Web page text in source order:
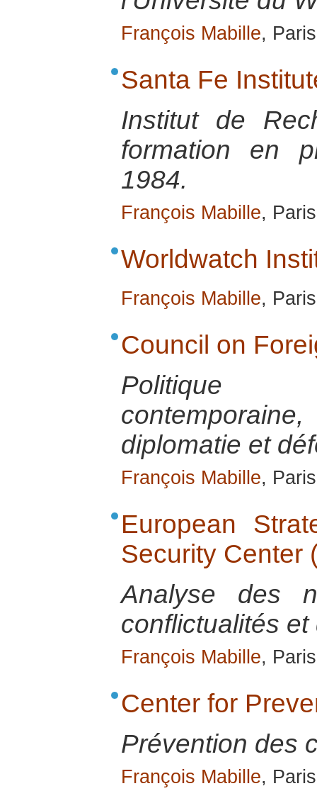
François Mabille,
Santa Fe
Institut de
formation en
1984.
François Mabille,
Worldwatch
François Mabille,
Council on
Politique
diplomatie et
François Mabille,
European
Security Center
Analyse des
conflictualités
François Mabille,
Center for
Prévention des
François Mabille,